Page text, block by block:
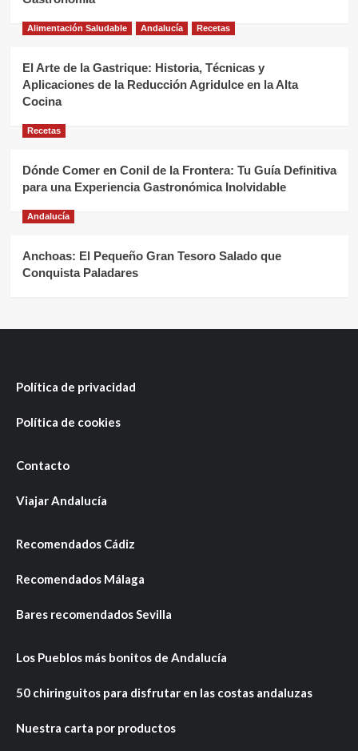
Alimentación Saludable Andalucía Recetas
El Arte de la Gastrique: Historia, Técnicas y
Aplicaciones de la Reducción Agridulce en la Alta
Cocina
Recetas
Dónde Comer en Conil de la Frontera: Tu Guía Definitiva
para una Experiencia Gastronómica Inolvidable
Andalucía
Anchoas: El Pequeño Gran Tesoro Salado que
Conquista Paladares
Política de privacidad
Política de cookies
Contacto
Viajar Andalucía
Recomendados Cádiz
Recomendados Málaga
Bares recomendados Sevilla
Los Pueblos más bonitos de Andalucía
50 chiringuitos para disfrutar en las costas andaluzas
Nuestra carta por productos